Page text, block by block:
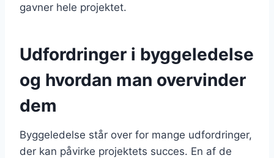
gavner hele projektet.
Udfordringer i byggeledelse
og hvordan man overvinder
dem
Byggeledelse står over for mange udfordringer,
der kan påvirke projektets succes. En af de